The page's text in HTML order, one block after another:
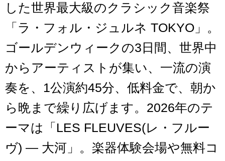
した世界最大級のクラシック音楽祭
「ラ・フォル・ジュルネ TOKYO」。
ゴールデンウィークの3日間、世界中
からアーティストが集い、一流の演
奏を、1公演約45分、低料金で、朝か
ら晩まで繰り広げます。2026年のテ
ーマは「LES FLEUVES(レ・フルー
ヴ) ― 大河」。楽器体験会場や無料コ